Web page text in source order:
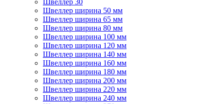
Швеллер 30
Швеллер ширина 50 мм
Швеллер ширина 65 мм
Швеллер ширина 80 мм
Швеллер ширина 100 мм
Швеллер ширина 120 мм
Швеллер ширина 140 мм
Швеллер ширина 160 мм
Швеллер ширина 180 мм
Швеллер ширина 200 мм
Швеллер ширина 220 мм
Швеллер ширина 240 мм